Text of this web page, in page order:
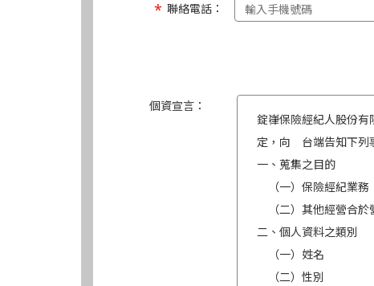
聯絡電話：
個資宣言：
錠嵂保險經紀人股份
定，向 台端告知下列
一、蒐集之目的
（一）保險經紀業務
（二）其他經營合
二、個人資料之類別
（一）姓名
（二）性別